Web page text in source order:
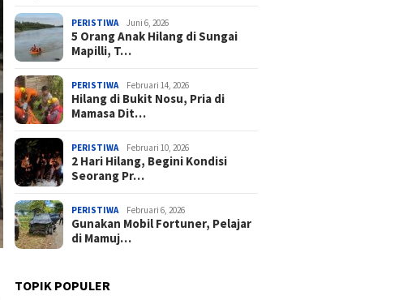
PERISTIWA Juni 6, 2026
5 Orang Anak Hilang di Sungai
Mapilli, T…
PERISTIWA Februari 14, 2026
Hilang di Bukit Nosu, Pria di
Mamasa Dit…
PERISTIWA Februari 10, 2026
2 Hari Hilang, Begini Kondisi
Seorang Pr…
PERISTIWA Februari 6, 2026
Gunakan Mobil Fortuner, Pelajar
di Mamuj…
TOPIK POPULER